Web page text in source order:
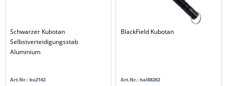
Schwarzer Kubotan
Selbstverteidigungsstab
Aluminium
Art.Nr.: bu2142
BlackField Kubotan
Art.Nr.: hal88262